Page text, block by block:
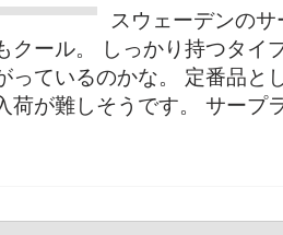
スウェーデンの
クール。 しっかり持つタイ
っているのかな。 定番品と
荷が難しそうです。 サープ